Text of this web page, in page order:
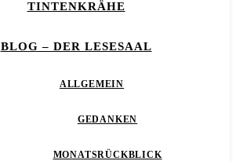
TINTENKRÄHE
BLOG – DER LESESAAL
ALLGEMEIN
GEDANKEN
MONATSRÜCKBLICK